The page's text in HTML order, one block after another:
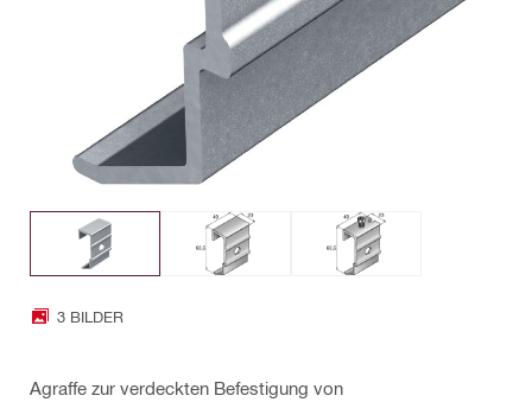
3 BILDER
Agraffe zur verdeckten Befestigung von